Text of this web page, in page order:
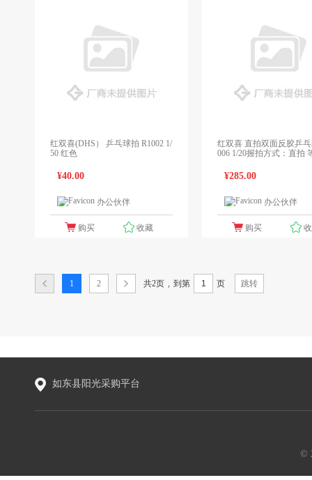
红双喜(DHS） 乒乓球拍 R1002 1/
50 红色
¥40.00
办公伙伴
购买 收藏
红双喜 直拍双面反胶乒
006 1/20握拍方式：直拍
芯底板+反胶海绵
¥285.00
办公伙伴
购买
1 2 共2页 到第 页 跳转
如东县阳光采购平台
©